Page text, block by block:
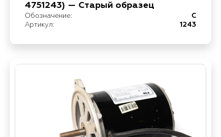
4751243) — Старый образец
Обозначение:
C
Артикул:
1243